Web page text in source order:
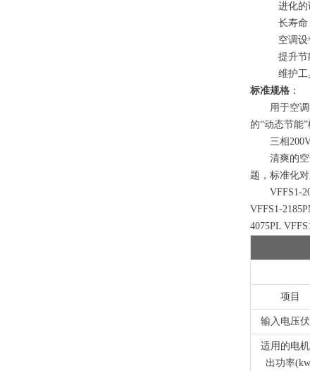
进化的
长寿命
空调
提升
维护工
标准规格 ：
用于空调行
的“动态节能
三相200V
清爽的空气
题，标准化
VFFS1-
VFFS1-
4075PL
项目
输入电压
适用的电
出功率